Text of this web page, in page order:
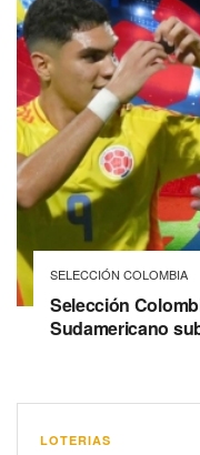
SELECCIÓN COLOMBIA
Selección
Sudamericano
LOTERIAS